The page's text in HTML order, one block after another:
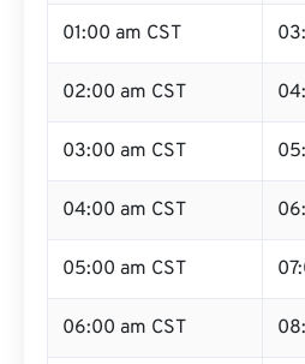
01:00 am CST
02:00 am CST
03:00 am CST
04:00 am CST
05:00 am CST
06:00 am CST